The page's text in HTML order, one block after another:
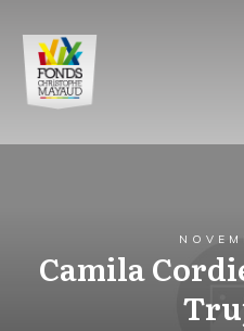
Camila